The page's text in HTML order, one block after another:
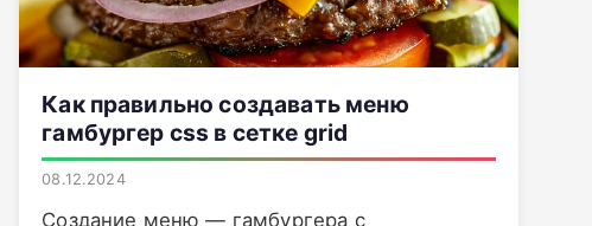
Как правильно создавать меню
гамбургер css в сетке grid
08.12.2024
Создание меню — гамбургера с